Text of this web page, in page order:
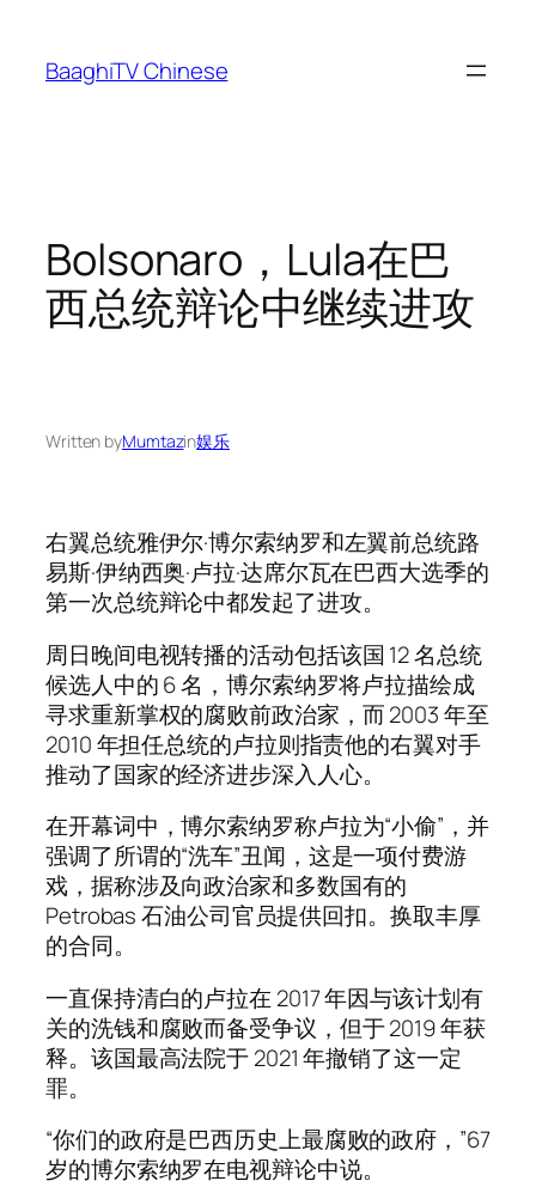
content
BaaghiTV Chinese
Bolsonaro，Lula在巴
西总统辩论中继续进攻
Written byMumtazin娱乐
右翼总统雅伊尔·博尔索纳罗和左翼前总统路
易斯·伊纳西奥·卢拉·达席尔瓦在巴西大选季的
第一次总统辩论中都发起了进攻。
周日晚间电视转播的活动包括该国 12 名总统
候选人中的 6 名，博尔索纳罗将卢拉描绘成
寻求重新掌权的腐败前政治家，而 2003 年至
2010 年担任总统的卢拉则指责他的右翼对手
推动了国家的经济进步深入人心。
在开幕词中，博尔索纳罗称卢拉为“小偷”，并
强调了所谓的“洗车”丑闻，这是一项付费游
戏，据称涉及向政治家和多数国有的
Petrobas 石油公司官员提供回扣。换取丰厚
的合同。
一直保持清白的卢拉在 2017 年因与该计划有
关的洗钱和腐败而备受争议，但于 2019 年获
释。该国最高法院于 2021 年撤销了这一定
罪。
“你们的政府是巴西历史上最腐败的政府，”67
岁的博尔索纳罗在电视辩论中说。